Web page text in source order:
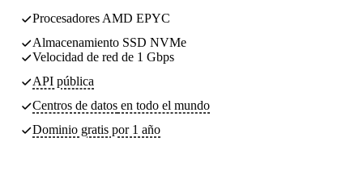
Procesadores AMD EPYC
Almacenamiento SSD NVMe
Velocidad de red de 1 Gbps
API pública
Centros de datos en todo el mundo
Dominio gratis por 1 año